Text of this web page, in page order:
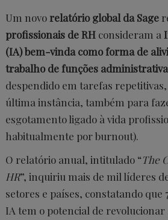
Um novo relatório global da Sage
profissionais de RH consideram a
(IA) bem-vinda como forma de
trabalho de funções
despendido em tarefas
última instância, também para
esgotamento ligado à vida
habitualmente por burnout).
O relatório anual, intitulado “The
HR”, inquiriu mais de mil líderes
setores e países, constatando que
IA tem o potencial de revolucionar